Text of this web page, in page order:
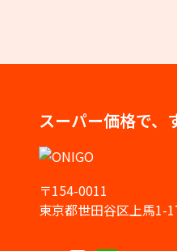
スーパー価格で、
〒154-0011
東京都世田谷区上馬1-